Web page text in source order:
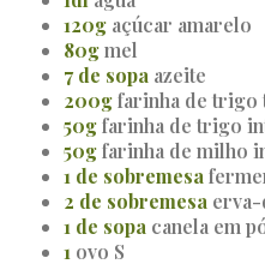
120gaçúcar amarelo
80gmel
7de sopaazeite
200gfarinha de trigo
50gfarinha de trigo
50gfarinha de milho
1de sobremesa
2 de sobremesaerva-
1de sopacanela em
1ovo S